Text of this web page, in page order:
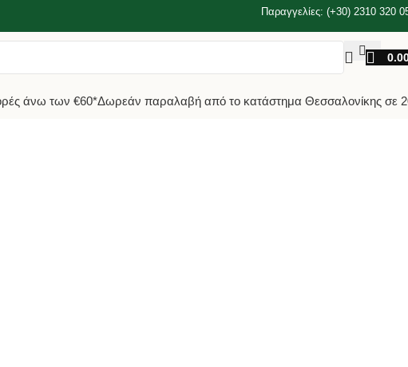
Παραγγελίες: (+30) 2310 320
άνω των €60*Δωρεάν παραλαβή από το κατάστημα Θεσσαλονίκης σε